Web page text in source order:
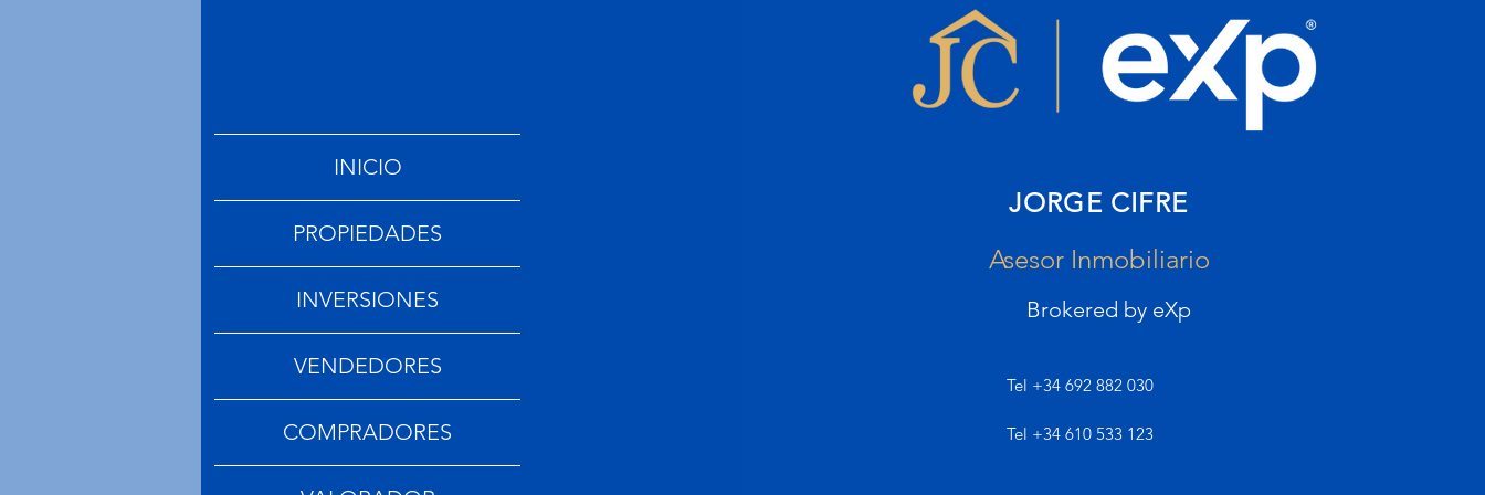
INICIO
PROPIEDADES
INVERSIONES
VENDEDORES
COMPRADORES
JORGE CIFRE
Asesor Inmobiliario
Brokered by eXp
Tel +34 692 882 030
Tel +34 610 533 123